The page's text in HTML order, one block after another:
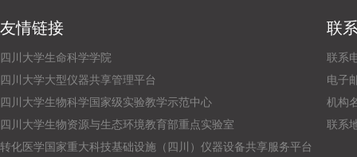
友情链接
四川大学生命科学学院
四川大学大型仪器共享管理平台
四川大学生物科学国家级实验教学示范中心
四川大学生物资源与生态环境教育部重点实验室
转化医学国家重大科技基础设施（四川）仪器设备共享服务平台
联
联系
电子
机构
联系